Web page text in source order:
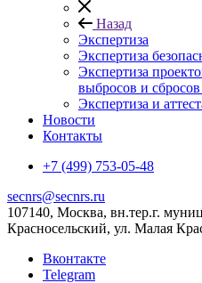
Назад
Экспертиза
Экспертиза
Экспертиза
выбросов и
Экспертиза и
Новости
Контакты
+7 (499) 753-05-48
secnrs@secnrs.ru
107140, Москва, вн.тер.г.
Красносельский, ул. Малая
Вконтакте
Telegram